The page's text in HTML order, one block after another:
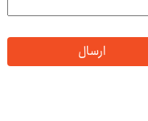
ارسال